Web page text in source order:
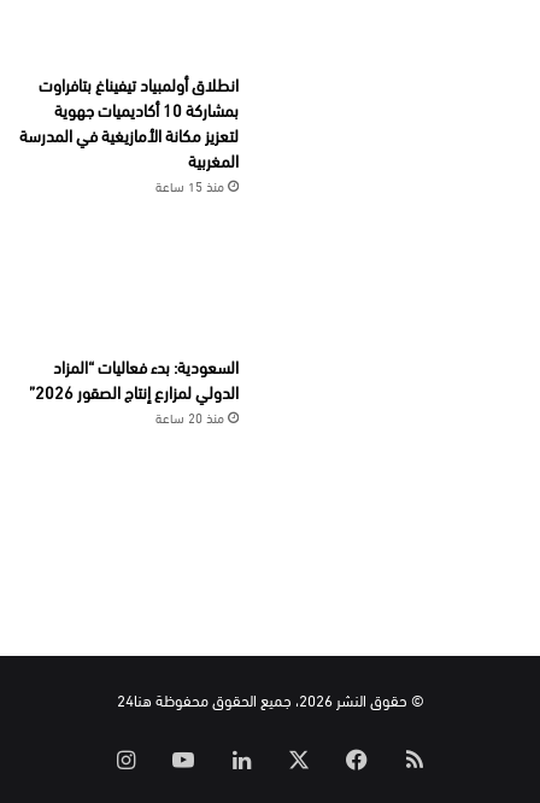
انطلاق أولمبياد تيفيناغ بتافراوت
بمشاركة 10 أكاديميات جهوية
لتعزيز مكانة الأمازيغية في المدرسة
المغربية
منذ 15 ساعة
السعودية: بدء فعاليات “المزاد
الدولي لمزارع إنتاج الصقور 2026”
منذ 20 ساعة
© حقوق النشر 2026، جميع الحقوق محفوظة هنا24
ملخص
فيسبوك لينكدإن ‫YouTube